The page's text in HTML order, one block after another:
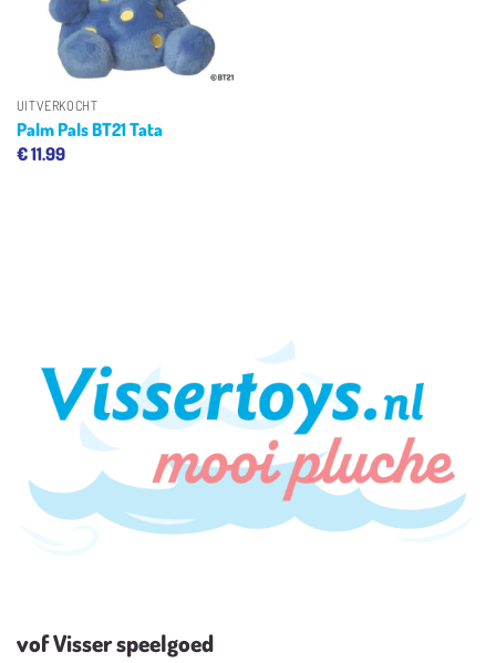
UITVERKOCHT
Palm Pals BT21 Tata
€11.99
vof Visser speelgoed